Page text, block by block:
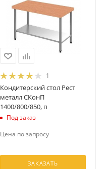
1
Кондитерский стол Рест
металл СКонП
1400/800/850, п
Под заказ
Цена по запросу
ЗАКАЗАТЬ